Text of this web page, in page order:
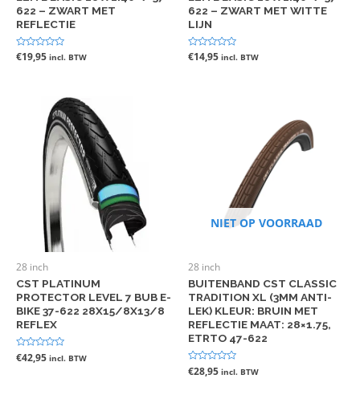
622 – ZWART MET
REFLECTIE
Gewaardeerd
€19,95 incl. BTW
622 – ZWART MET WITTE
LIJN
Gewaardeerd
€14,95 incl. BTW
28 inch
CST PLATINUM
PROTECTOR LEVEL 7 BUB E-
BIKE 37-622 28X15/8X13/8
REFLEX
Gewaardeerd
0
€42,95 incl. BTW
NIET OP VOORRAAD
28 inch
BUITENBAND CST CLASSIC
TRADITION XL (3MM ANTI-
LEK) KLEUR: BRUIN MET
REFLECTIE MAAT: 28×1.75,
ETRTO 47-622
Gewaardeerd
0
€28,95 incl. BTW